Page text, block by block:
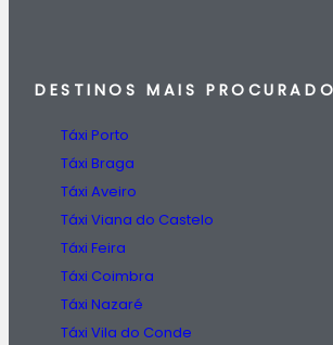
DESTINOS MAIS
Táxi Porto
Táxi Braga
Táxi Aveiro
Táxi Viana do Castelo
Táxi Feira
Táxi Coimbra
Táxi Nazaré
Táxi Vila do Conde